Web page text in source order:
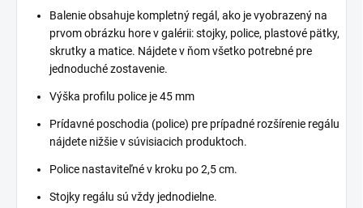
Balenie obsahuje kompletný regál, ako je vyobrazený na
prvom obrázku hore v galérii: stojky, police, plastové pätky,
skrutky a matice. Nájdete v ňom všetko potrebné pre
jednoduché zostavenie.
Výška profilu police je 45 mm
Prídavné poschodia (police) pre prípadné rozšírenie regálu
nájdete nižšie v súvisiacich produktoch.
Police nastaviteľné v kroku po 2,5 cm.
Stojky regálu sú vždy jednodielne.